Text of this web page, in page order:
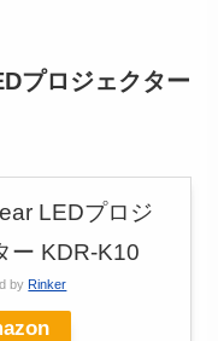
プロジェクター
LEDプロジ
ー KDR-K10
by Rinker